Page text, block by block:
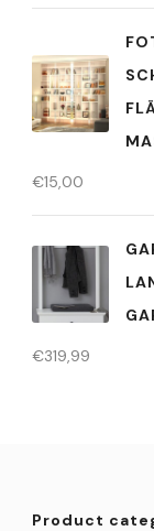
€15,00
€319,99
Product